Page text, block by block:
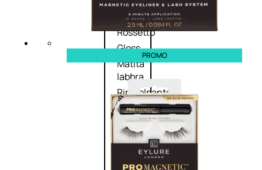
Palette
labbra
Rossetto
Gloss
Matita
labbra
Rimpolpante
Balsamo
labbra
BB e
Cream
PROMO